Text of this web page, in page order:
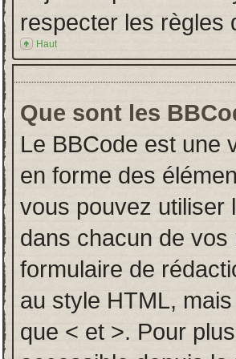
respecter les règles
Haut
Que sont les
Le BBCode est une
en forme des
vous pouvez utiliser
dans chacun de vos
formulaire de
au style HTML,
que < et >. Pour